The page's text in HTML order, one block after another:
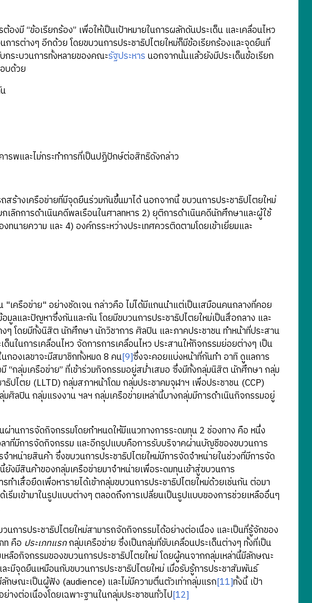
“ข้อเรียกร้อง” เพื่อให้เป็นเป้าหมายในการผลักดันประเด็น และเคลื่อนไหว
ารต่างๆ อีกด้วย โดยขบวนการประชาธิปไตยใหม่ก็มีข้อเรียกร้องและจุดยืนที่
กระบวนการทั้งหลายของคณะรัฐประหาร นอกจากนั้นแล้วยังมีประเด็นข้อเรียก
บด้วย
พและไม่กระทำการที่เป็นปฏิปักษ์ต่อสิทธิดังกล่าว
งเครือข่ายที่มีจุดยืนร่วมกันขึ้นมาได้ นอกจากนี้ ขบวนการประชาธิปไตยใหม่
ลิกการดำเนินคดีพลเรือนในศาลทหาร 2) ยุติการดำเนินคดีนักศึกษาและผู้ใช้
นายความ และ 4) องค์กรระหว่างประเทศควรติดตามโดยเข้าเยี่ยมและ
รือข่าย" อย่างชัดเจน กล่าวคือ ไม่ได้มีแกนนำแต่เป็นเสมือนคนกลางที่คอย
ลและปัญหาซึ่งกันและกัน โดยมีขบวนการประชาธิปไตยใหม่เป็นสื่อกลาง และ
ๆ โดยมีทั้งนิสิต นักศึกษา นักวิชาการ ศิลปิน และภาคประชาชน ทำหน้าที่ประสาน
ในการเคลื่อนไหว จัดการการเคลื่อนไหว ประสานให้กิจกรรมย่อยต่างๆ เป็น
กองเลขาจะมีสมาชิกทั้งหมด 8 คน[9]ซึ่งจะคอยแบ่งหน้าที่กันทำ อาทิ ดูแลการ
กลุ่มเครือข่าย” ที่เข้าร่วมกิจกรรมอยู่สม่ำเสมอ ซึ่งมีทั้งกลุ่มนิสิต นักศึกษา กลุ่ม
ปไตย (LLTD) กลุ่มสภาหน้าโดม กลุ่มประชาคมจุฬาฯ เพื่อประชาชน (CCP)
ลปิน กลุ่มแรงงาน ฯลฯ กลุ่มเครือข่ายเหล่านี้บางกลุ่มมีการดำเนินกิจกรรมอยู่
การจัดกิจกรรมโดยกำหนดให้มีแนวทางการระดมทุน 2 ช่องทาง คือ หนึ่ง
าที่มีการจัดกิจกรรม และอีกรูปแบบคือการรับบริจาคผ่านบัญชีของขบวนการ
จำหน่ายสินค้า ซึ่งขบวนการประชาธิปไตยใหม่มีการจัดจำหน่ายในช่วงที่มีการจัด
งมีสินค้าของกลุ่มเครือข่ายมาจำหน่ายเพื่อระดมทุนเข้าสู่ขบวนการ
ำเสื้อยืดเพื่อหารายได้เข้ากลุ่มขบวนการประชาธิปไตยใหม่ด้วยเช่นกัน ต่อมา
ริ่มเข้ามาในรูปแบบต่างๆ ตลอดถึงการเปลี่ยนเป็นรูปแบบของการช่วยเหลืออื่นๆ
รประชาธิปไตยใหม่สามารถจัดกิจกรรมได้อย่างต่อเนื่อง และเป็นที่รู้จักของ
ท คือ ประเภทแรกกลุ่มเครือข่าย ซึ่งเป็นกลุ่มที่ขับเคลื่อนประเด็นต่างๆ ทั้งที่เป็น
อกิจกรรมของขบวนการประชาธิปไตยใหม่ โดยผู้คนจากกลุ่มเหล่านี้มีลักษณะ
มีจุดยืนเหมือนกับขบวนการประชาธิปไตยใหม่ เมื่อรับรู้การประชาสัมพันธ์
กษณะเป็นผู้ฟัง (audience) และไม่มีความตื่นตัวเท่ากลุ่มแรก[11]ทั้งนี้ เป้า
งต่อเนื่องโดยเฉพาะฐานในกลุ่มประชาชนทั่วไป[12]